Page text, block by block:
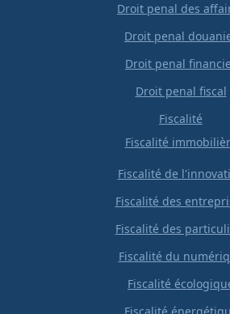
Droit penal des
Droit penal
Droit penal
Droit penal fiscal
Fiscalité
Fiscalité
Fiscalité de
Fiscalité des
Fiscalité des
Fiscalité du
Fiscalité